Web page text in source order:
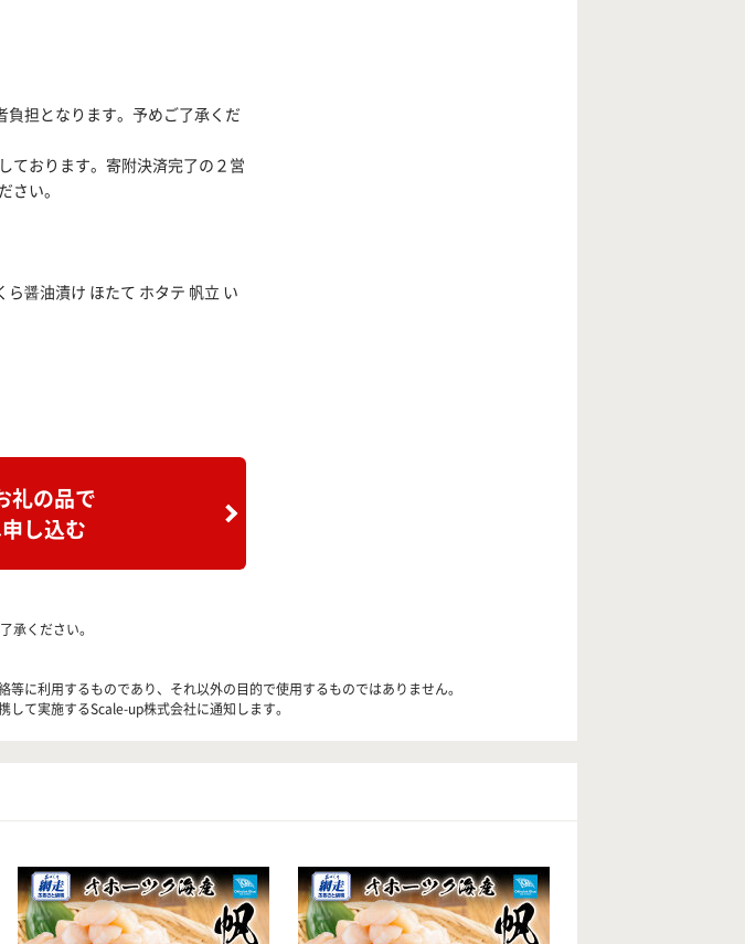
担となります。予めご了承くだ
ております。寄附決済完了の２営
い。
醤油漬け ほたて ホタテ 帆立 い
礼の品で
し込む
承ください。
に利用するものであり、それ以外の目的で使用するものではありません。
て実施するScale-up株式会社に通知します。